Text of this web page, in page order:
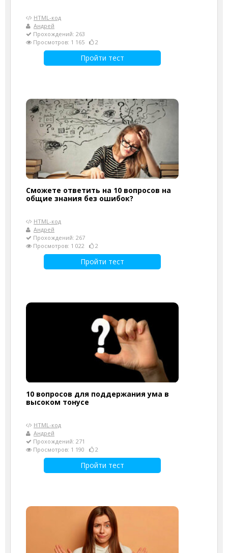
HTML-код
Андрей
Прохождений: 263
Просмотров: 1 165
2
Пройти тест
Сможете ответить на 10 вопросов на
общие знания без ошибок?
HTML-код
Андрей
Прохождений: 267
Просмотров: 1 022
2
Пройти тест
10 вопросов для поддержания ума в
высоком тонусе
HTML-код
Андрей
Прохождений: 271
Просмотров: 1 190
2
Пройти тест